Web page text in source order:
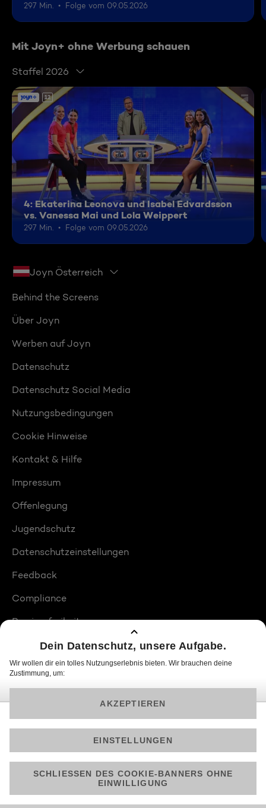
297 Min. Folge vom 09.05.2026
Mit Joyn+ ohne Werbung schauen
Staffel 2026
12
4: Ekaterina Leonova und Isabel Edvardsson
vs. Vanessa Mai und Lola Weippert
297 Min. Folge vom 09.05.2026
Joyn Österreich
Behind the Screens
Über Joyn
Werben auf Joyn
Datenschutz
Datenschutz Social Media
Nutzungsbedingungen
Cookie Hinweise
Kontakt & Hilfe
Impressum
Offenlegung
Jugendschutz
Datenschutzeinstellungen
Feedback
Compliance
Barrierefreiheit
Produktplatzierungen